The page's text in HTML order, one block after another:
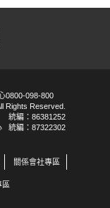
0800-098-800
Rights Reserved.
統編：86381252
統編：87322302
關係會社專區
區